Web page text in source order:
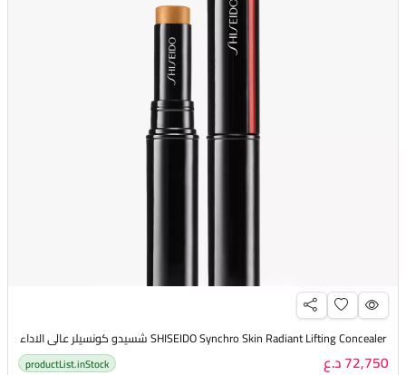
SHISEIDO Synchro Skin Radiant Lifting Concealer شسيدو كونسيلر عالي الاداء
72,750 د.ع productList.inStock